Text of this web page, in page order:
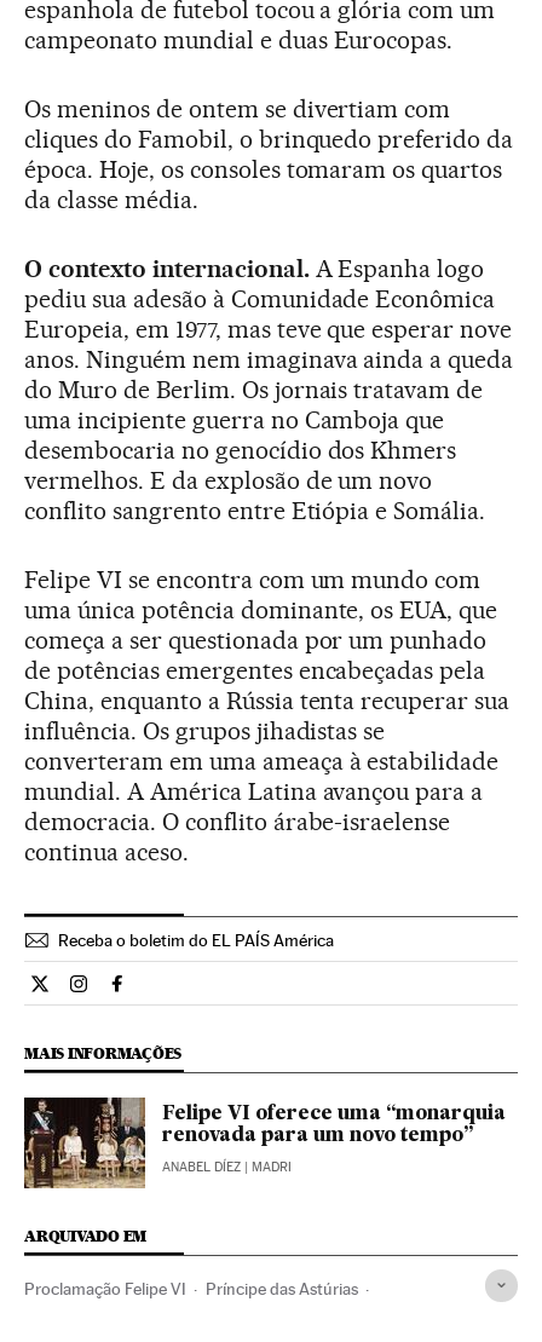
espanhola de futebol tocou a glória com um
campeonato mundial e duas Eurocopas.
Os meninos de ontem se divertiam com
cliques do Famobil, o brinquedo preferido da
época. Hoje, os consoles tomaram os quartos
da classe média.
O contexto internacional.A Espanha logo
pediu sua adesão à Comunidade Econômica
Europeia, em 1977, mas teve que esperar nove
anos. Ninguém nem imaginava ainda a queda
do Muro de Berlim. Os jornais tratavam de
uma incipiente guerra no Camboja que
desembocaria no genocídio dos Khmers
vermelhos. E da explosão de um novo
conflito sangrento entre Etiópia e Somália.
Felipe VI se encontra com um mundo com
uma única potência dominante, os EUA, que
começa a ser questionada por um punhado
de potências emergentes encabeçadas pela
China, enquanto a Rússia tenta recuperar sua
influência. Os grupos jihadistas se
converteram em uma ameaça à estabilidade
mundial. A América Latina avançou para a
democracia. O conflito árabe-israelense
continua aceso.
Receba o boletim do EL PAÍS América
Internacional El País Brasil en Twitter
Internacional El País Brasil en Instagram
Internacional El País Brasil en Facebook
MAIS INFORMAÇÕES
Felipe VI oferece uma “monarquia
renovada para um novo tempo”
ANABEL DÍEZ | MADRI
ARQUIVADO EM
Proclamação Felipe VI Príncipe das Astúrias